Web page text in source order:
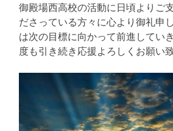
御殿場西高校の活動に日頃よりご
ださっている方々に心より御礼申
は次の目標に向かって前進してい
度も引き続き応援よろしくお願い致